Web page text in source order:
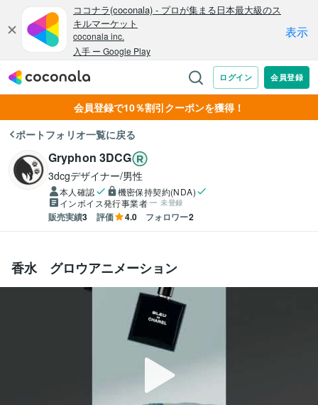
会員登録で10％割引クーポンを獲得！
ポートフォリオ一覧に戻る
Gryphon 3DCG
3dcgデザイナー/男性
本人確認
機密保持契約(NDA)
インボイス発行事業者
未登録
販売実績3 評価 4.0 フォロワー2
香水 グロウアニメーション